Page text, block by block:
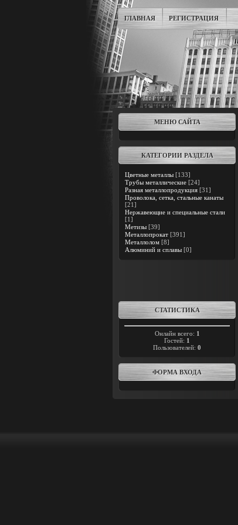
ГЛАВНАЯ РЕГИСТРАЦИЯ
МЕНЮ САЙТА
КАТЕГОРИИ РАЗДЕЛА
Цветные металлы [133]
Трубы металлические [24]
Разная металлопродукция [31]
Проволока, сетка, стальные канаты
[21]
Нержавеющие и специальные стали
[1]
Метизы [39]
Металлопрокат [391]
Металлолом [8]
Алюминий и сплавы [0]
СТАТИСТИКА
Онлайн всего: 1
Гостей: 1
Пользователей: 0
ФОРМА ВХОДА